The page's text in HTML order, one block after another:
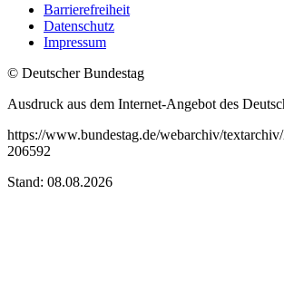
Barrierefreiheit
Datenschutz
Impressum
© Deutscher Bundestag
Ausdruck aus dem Internet-Angebot des
https://www.bundestag.de/webarchiv/
206592
Stand: 08.08.2026